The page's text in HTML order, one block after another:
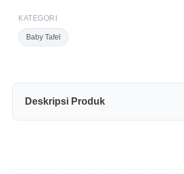
KATEGORI
Baby Tafel
Deskripsi Produk